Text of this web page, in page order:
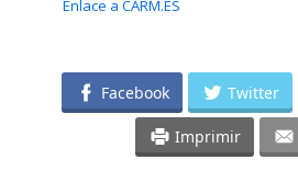
Enlace a CARM.ES
Facebook Twitter
Imprimir